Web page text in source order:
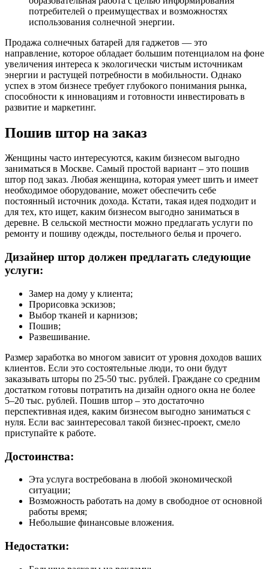
потребителей о преимуществах и возможностях
использования солнечной энергии.
Продажа солнечных батарей для гаджетов — это
направление, которое обладает большим потенциалом на фоне
увеличения интереса к экологически чистым источникам
энергии и растущей потребности в мобильности. Однако
успех в этом бизнесе требует глубокого понимания рынка,
способности к инновациям и готовности инвестировать в
развитие и маркетинг.
Пошив штор на заказ
Женщины часто интересуются, каким бизнесом выгодно
заниматься в Москве. Самый простой вариант – это пошив
штор под заказ. Любая женщина, которая умеет шить и имеет
необходимое оборудование, может обеспечить себе
постоянный источник дохода. Кстати, такая идея подходит и
для тех, кто ищет, каким бизнесом выгодно заниматься в
деревне. В сельской местности можно предлагать услуги по
ремонту и пошиву одежды, постельного белья и прочего.
Дизайнер штор должен предлагать следующие
услуги:
Замер на дому у клиента;
Прорисовка эскизов;
Выбор тканей и карнизов;
Пошив;
Развешивание.
Размер заработка во многом зависит от уровня доходов ваших
клиентов. Если это состоятельные люди, то они будут
заказывать шторы по 25-50 тыс. рублей. Граждане со средним
достатком готовы потратить на дизайн одного окна не более
5–20 тыс. рублей. Пошив штор – это достаточно
перспективная идея, каким бизнесом выгодно заниматься с
нуля. Если вас заинтересовал такой бизнес-проект, смело
приступайте к работе.
Достоинства:
Эта услуга востребована в любой экономической
ситуации;
Возможность работать на дому в свободное от основной
работы время;
Небольшие финансовые вложения.
Недостатки: